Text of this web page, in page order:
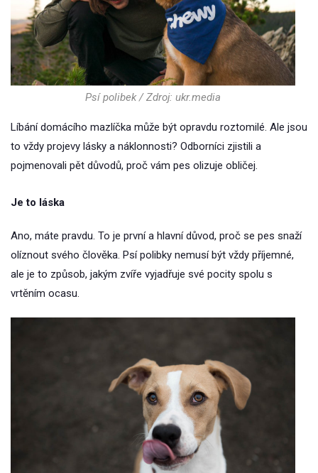
Psí polibek / Zdroj: ukr.media
Líbání domácího mazlíčka může být opravdu roztomilé. Ale jsou
to vždy projevy lásky a náklonnosti? Odborníci zjistili a
pojmenovali pět důvodů, proč vám pes olizuje obličej.
Je to láska
Ano, máte pravdu. To je první a hlavní důvod, proč se pes snaží
olíznout svého člověka. Psí polibky nemusí být vždy příjemné,
ale je to způsob, jakým zvíře vyjadřuje své pocity spolu s
vrtěním ocasu.